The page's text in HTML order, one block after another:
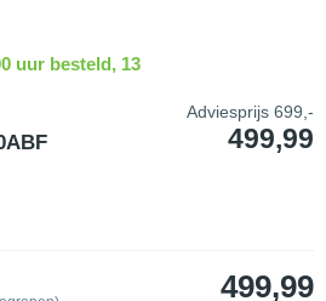
uur besteld, 13
Adviesprijs 699,-
499,99
499,99